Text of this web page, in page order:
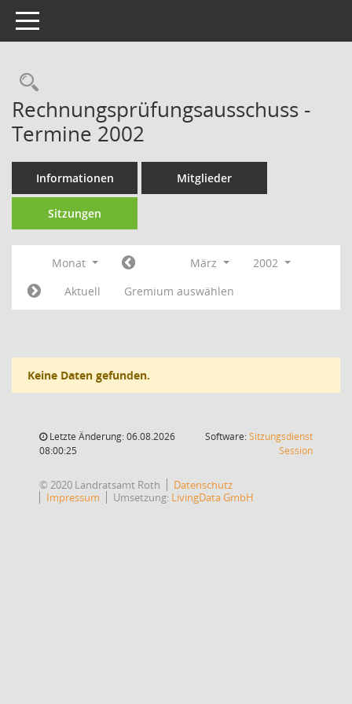
Toggle navigation
Rechercheauswahl
Rechnungsprüfungsausschuss -
Termine 2002
Informationen Mitglieder
Sitzungen
Monat März
2002
Aktuell
Gremium auswählen
Keine Daten gefunden.
Letzte Änderung: 06.08.2026
08:00:25
Software:Sitzungsdienst
Session(Wird in
© 2020 Landratsamt Roth
Datenschutz
Impressum
Umsetzung: LivingData GmbH